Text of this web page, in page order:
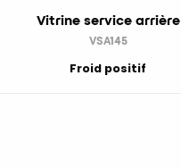
Vitrine service arrière
VSA145
Froid positif